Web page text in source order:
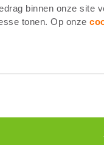
binnen onze site
tonen. Op onze